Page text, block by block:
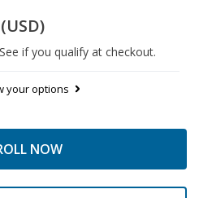
(USD)
if you qualify at checkout.
your options
NOW